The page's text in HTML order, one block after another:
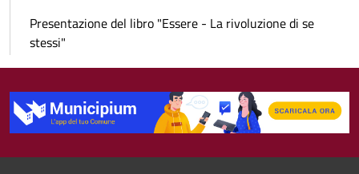
Presentazione del libro "Essere - La rivoluzione di se
stessi"